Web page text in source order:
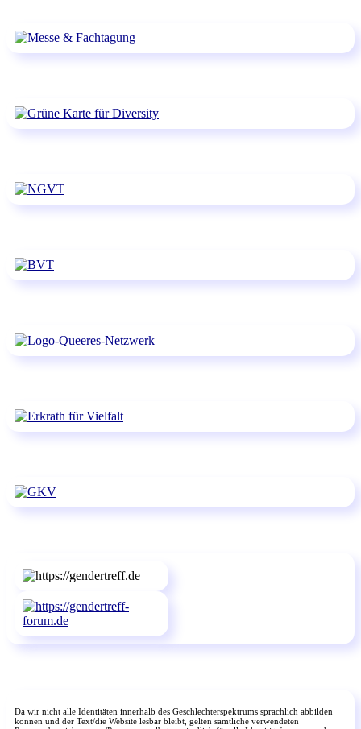
Da wir nicht alle Identitäten innerhalb des Geschlechterspektrums sprachlich abbilden
können und der Text/die Website lesbar bleibt, gelten sämtliche verwendeten